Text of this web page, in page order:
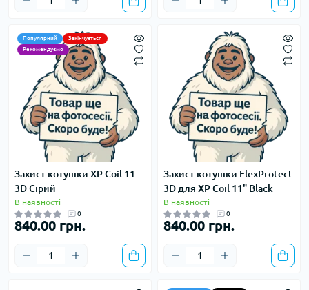
Популярний
Закінчується
Рекомендуємо
Захист котушки XP Coil 11
3D Сірий
В наявності
0
840.00 грн.
Захист котушки FlexProtect
3D для XP Coil 11" Black
В наявності
0
840.00 грн.